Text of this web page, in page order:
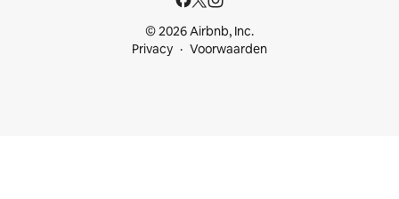
© 2026 Airbnb, Inc.
Privacy
Voorwaarden